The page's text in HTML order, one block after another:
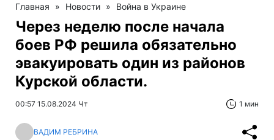
Главная » Новости » Война в Украине
Через неделю после начала
боев РФ решила обязательно
эвакуировать один из районов
Курской области.
00:57 15.08.2024 Чт 1 мин
ВАДИМ РЕБРИНА